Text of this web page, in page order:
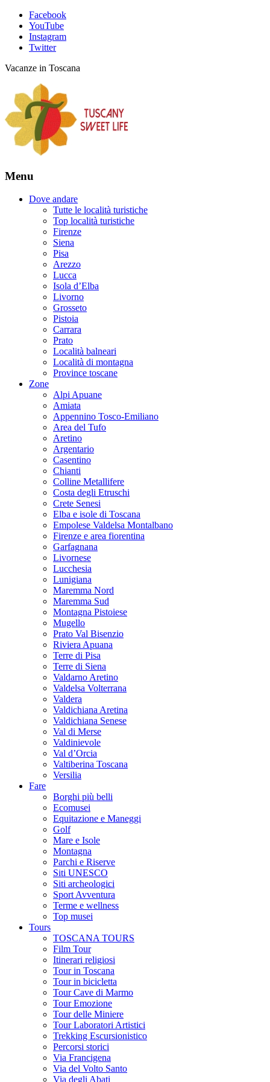
Facebook
YouTube
Instagram
Twitter
Vacanze in Toscana
Menu
Dove andare
Tutte le località turistiche
Top località turistiche
Firenze
Siena
Pisa
Arezzo
Lucca
Isola d’Elba
Livorno
Grosseto
Pistoia
Carrara
Prato
Località balneari
Località di montagna
Province toscane
Zone
Alpi Apuane
Amiata
Appennino Tosco-Emiliano
Area del Tufo
Aretino
Argentario
Casentino
Chianti
Colline Metallifere
Costa degli Etruschi
Crete Senesi
Elba e isole di Toscana
Empolese Valdelsa Montalbano
Firenze e area fiorentina
Garfagnana
Livornese
Lucchesia
Lunigiana
Maremma Nord
Maremma Sud
Montagna Pistoiese
Mugello
Prato Val Bisenzio
Riviera Apuana
Terre di Pisa
Terre di Siena
Valdarno Aretino
Valdelsa Volterrana
Valdera
Valdichiana Aretina
Valdichiana Senese
Val di Merse
Valdinievole
Val d’Orcia
Valtiberina Toscana
Versilia
Fare
Borghi più belli
Ecomusei
Equitazione e Maneggi
Golf
Mare e Isole
Montagna
Parchi e Riserve
Siti UNESCO
Siti archeologici
Sport Avventura
Terme e wellness
Top musei
Tours
TOSCANA TOURS
Film Tour
Itinerari religiosi
Tour in Toscana
Tour in bicicletta
Tour Cave di Marmo
Tour Emozione
Tour delle Miniere
Tour Laboratori Artistici
Trekking Escursionistico
Percorsi storici
Via Francigena
Via del Volto Santo
Via degli Abati